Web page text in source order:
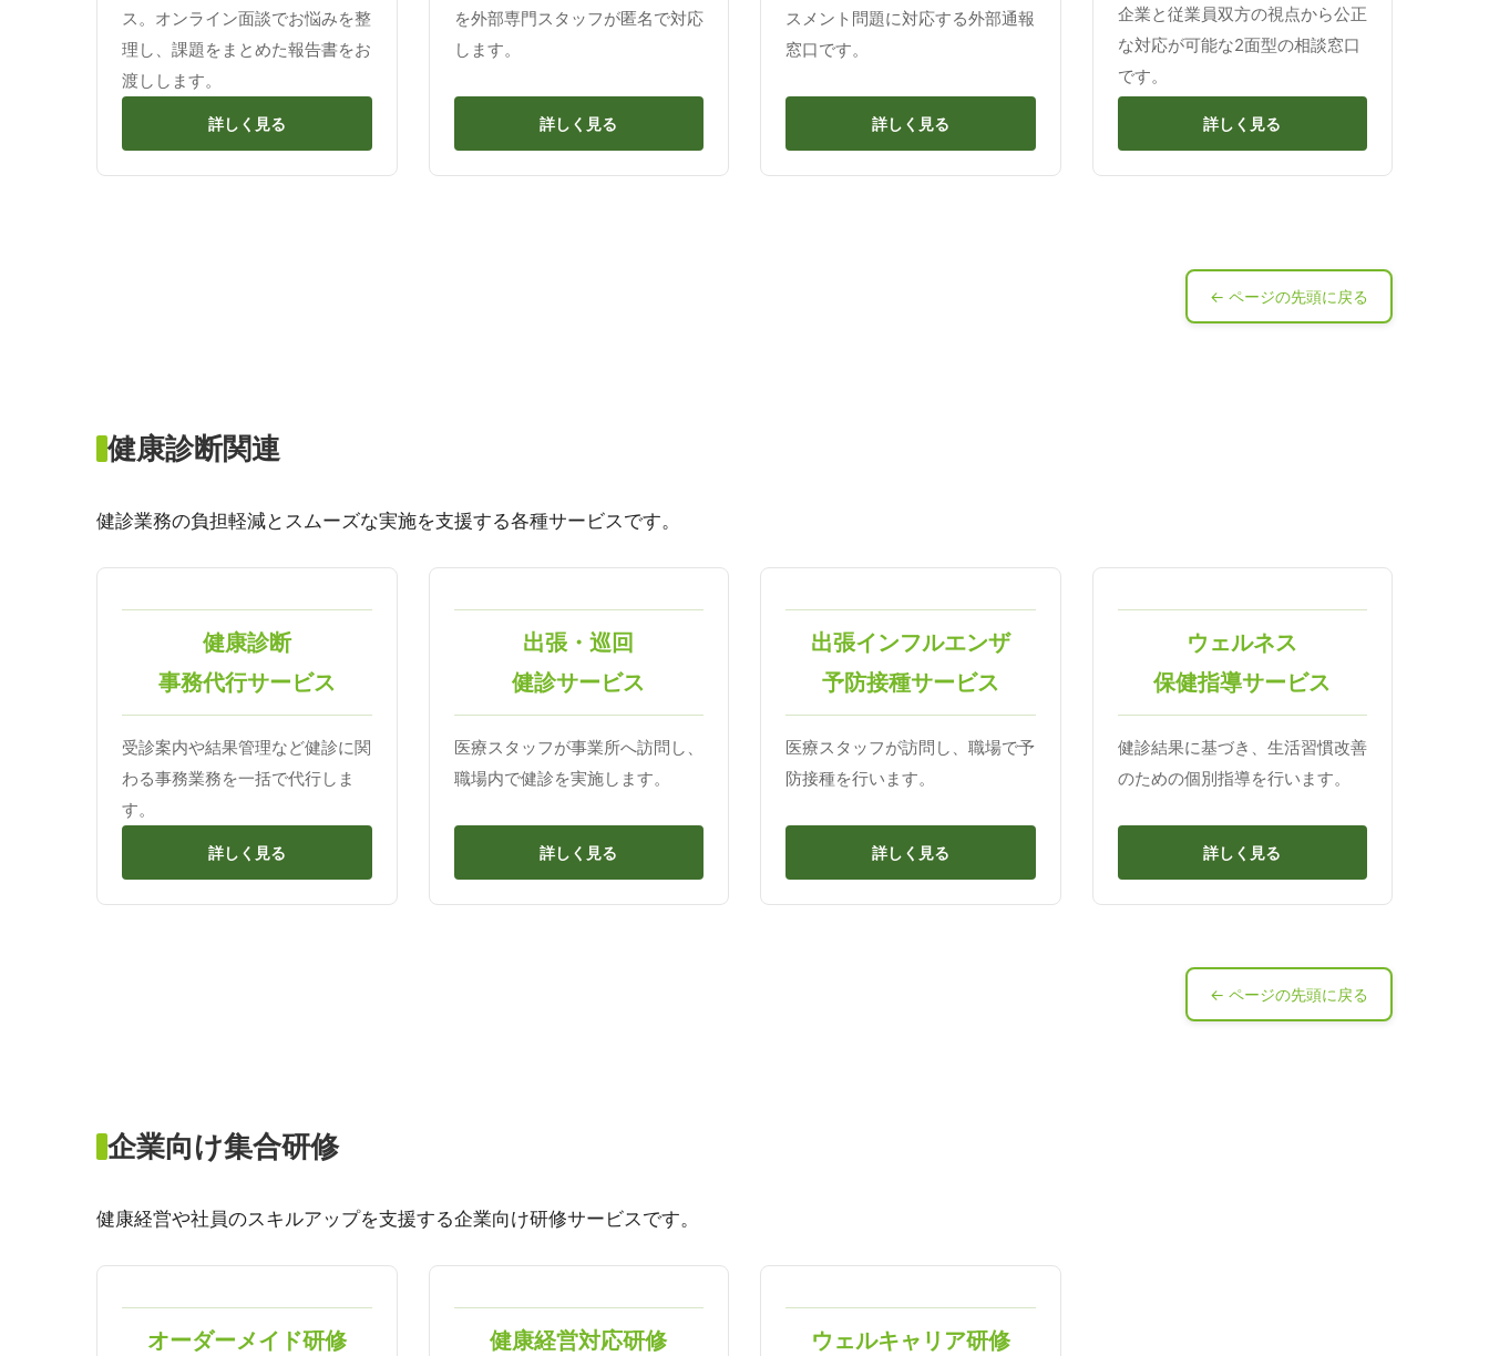
ス。オンライン面談でお悩みを整
理し、課題をまとめた報告書をお
渡しします。
詳しく見る
を外部専門スタッフが匿名で対応
します。
詳しく見る
スメント問題に対応する外部通報
窓口です。
詳しく見る
企業と従業員双方の視点から公正
な対応が可能な2面型の相談窓口
です。
詳しく見る
← ページの先頭に戻る
健康診断関連
健診業務の負担軽減とスムーズな実施を支援する各種サービスです。
健康診断
事務代行サービス
受診案内や結果管理など健診に関
わる事務業務を一括で代行しま
す。
詳しく見る
出張・巡回
健診サービス
医療スタッフが事業所へ訪問し、
職場内で健診を実施します。
詳しく見る
出張インフルエンザ
予防接種サービス
医療スタッフが訪問し、職場で予
防接種を行います。
詳しく見る
ウェルネス
保健指導サービス
健診結果に基づき、生活習慣改善
のための個別指導を行います。
詳しく見る
← ページの先頭に戻る
企業向け集合研修
健康経営や社員のスキルアップを支援する企業向け研修サービスです。
オーダーメイド研修 健康経営対応研修 ウェルキャリア研修